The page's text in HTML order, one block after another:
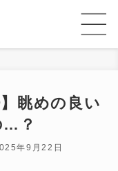
眺めの良い
…？
年9月22日